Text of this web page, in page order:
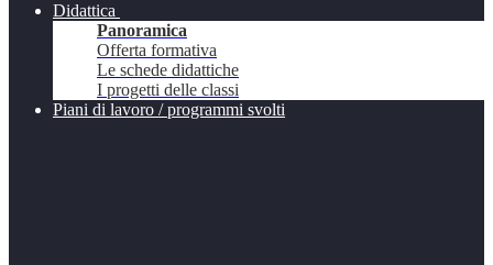
Didattica
Panoramica
Offerta formativa
Le schede didattiche
I progetti delle classi
Piani di lavoro / programmi svolti